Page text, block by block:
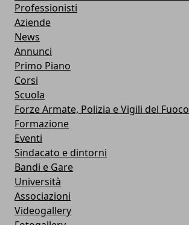
Professionisti
Aziende
News
Annunci
Primo Piano
Corsi
Scuola
Forze Armate, Polizia e Vigili del Fuoco
Formazione
Eventi
Sindacato e dintorni
Bandi e Gare
Università
Associazioni
Videogallery